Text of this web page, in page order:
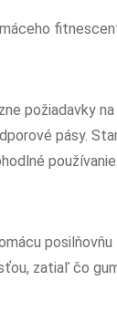
požiadavky
pásy.
používanie.
zatiaľ čo